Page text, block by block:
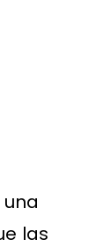
las